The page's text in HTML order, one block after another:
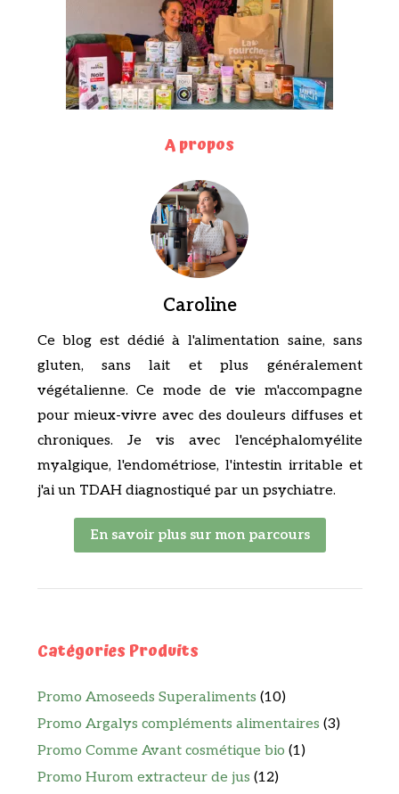
A propos
Caroline
Ce blog est dédié à l'alimentation saine, sans
gluten, sans lait et plus généralement
végétalienne. Ce mode de vie m'accompagne
pour mieux-vivre avec des douleurs diffuses et
chroniques. Je vis avec l'encéphalomyélite
myalgique, l'endométriose, l'intestin irritable et
j'ai un TDAH diagnostiqué par un psychiatre.
En savoir plus sur mon parcours
Catégories Produits
Promo Amoseeds Superaliments (10)
Promo Argalys compléments alimentaires (3)
Promo Comme Avant cosmétique bio (1)
Promo Hurom extracteur de jus (12)